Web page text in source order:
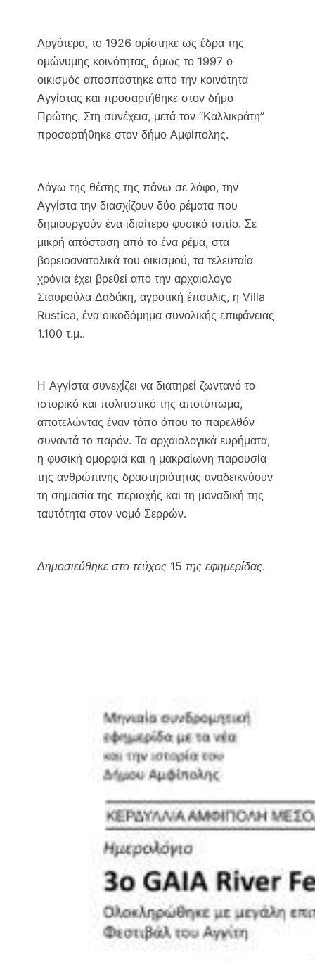
Αργότερα, το 1926 ορίστηκε ως έδρα της
ομώνυμης κοινότητας, όμως το 1997 ο
οικισμός αποσπάστηκε από την κοινότητα
Αγγίστας και προσαρτήθηκε στον δήμο
Πρώτης. Στη συνέχεια, μετά τον “Καλλικράτη”
προσαρτήθηκε στον δήμο Αμφίπολης.
Λόγω της θέσης της πάνω σε λόφο, την
Αγγίστα την διασχίζουν δύο ρέματα που
δημιουργούν ένα ιδιαίτερο φυσικό τοπίο. Σε
μικρή απόσταση από το ένα ρέμα, στα
βορειοανατολικά του οικισμού, τα τελευταία
χρόνια έχει βρεθεί από την αρχαιολόγο
Σταυρούλα Δαδάκη, αγροτική έπαυλις, η Villa
Rustica, ένα οικοδόμημα συνολικής επιφάνειας
1.100 τ.μ..
Η Αγγίστα συνεχίζει να διατηρεί ζωντανό το
ιστορικό και πολιτιστικό της αποτύπωμα,
αποτελώντας έναν τόπο όπου το παρελθόν
συναντά το παρόν. Τα αρχαιολογικά ευρήματα,
η φυσική ομορφιά και η μακραίωνη παρουσία
της ανθρώπινης δραστηριότητας αναδεικνύουν
τη σημασία της περιοχής και τη μοναδική της
ταυτότητα στον νομό Σερρών.
Δημοσιεύθηκε στο τεύχος 15 της εφημερίδας.